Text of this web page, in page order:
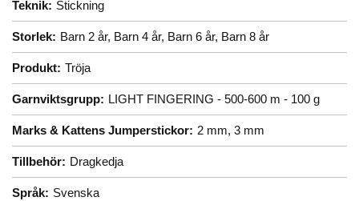
Teknik: Stickning
Storlek: Barn 2 år, Barn 4 år, Barn 6 år, Barn 8 år
Produkt: Tröja
Garnviktsgrupp: LIGHT FINGERING - 500-600 m - 100 g
Marks & Kattens Jumperstickor: 2 mm, 3 mm
Tillbehör: Dragkedja
Språk: Svenska